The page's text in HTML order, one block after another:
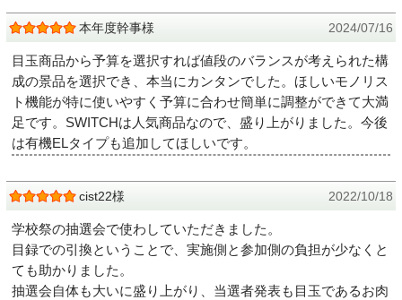
本年度幹事様 2024/07/16
目玉商品から予算を選択すれば値段のバランスが考えられた構
成の景品を選択でき、本当にカンタンでした。ほしいモノリス
ト機能が特に使いやすく予算に合わせ簡単に調整ができて大満
足です。SWITCHは人気商品なので、盛り上がりました。今後
は有機ELタイプも追加してほしいです。
cist22様 2022/10/18
学校祭の抽選会で使わしていただきました。
目録での引換ということで、実施側と参加側の負担が少なくと
ても助かりました。
抽選会自体も大いに盛り上がり、当選者発表も目玉であるお肉